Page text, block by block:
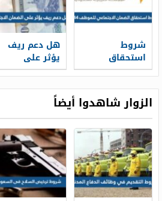
شروط
استحقاق
الضمان
للموظف 1448
بعد التعديلات
الأخيرة
هل دعم ريف
يؤثر على
الضمان
الزوار شاهدوا أيضاً